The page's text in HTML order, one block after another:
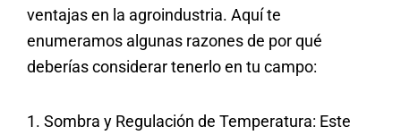
ventajas en la agroindustria. Aquí te
enumeramos algunas razones de por qué
deberías considerar tenerlo en tu campo:
1. Sombra y Regulación de Temperatura: Este